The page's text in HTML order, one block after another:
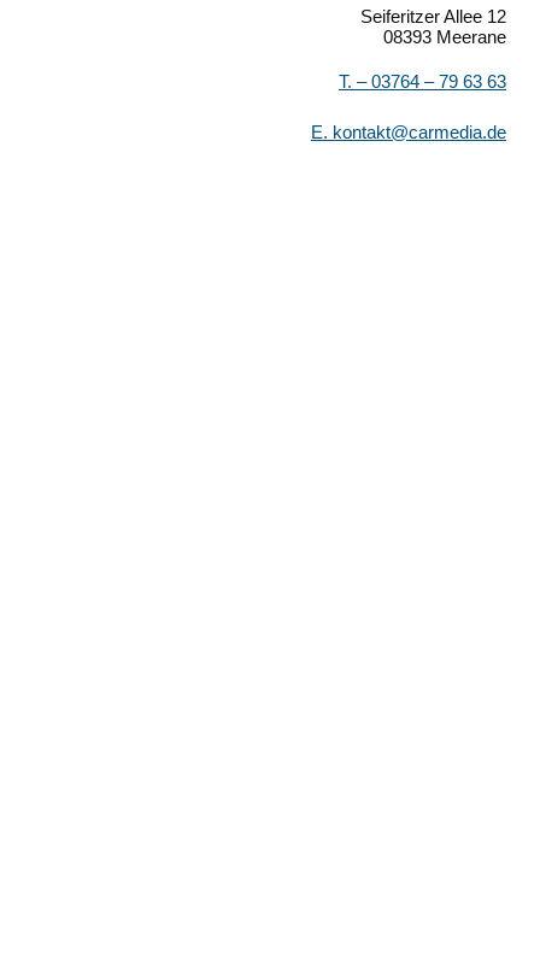
Seiferitzer Allee 12
08393 Meerane
T. –03764 – 79 63 63
E. kontakt@carmedia.de